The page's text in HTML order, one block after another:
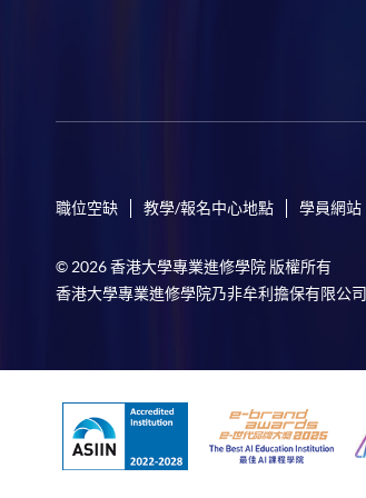
職位空缺 教學/報名中心地點 學員網站
© 2026 香港大學專業進修學院 版權所有
香港大學專業進修學院乃非牟利擔保有限公司